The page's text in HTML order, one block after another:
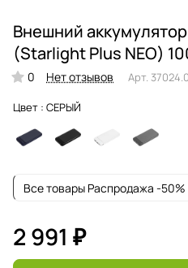
Внешний
(Starlight Plus NEO)
0 Нет отзывов Арт.
Цвет : СЕРЫЙ
Все товары Распродажа -50%
2 991 ₽